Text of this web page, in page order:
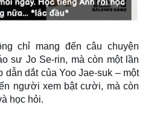
chỉ mang đến câu chuyện
sư Jo Se-rin, mà còn một lần
dẫn dắt của Yoo Jae-suk – một
người xem bật cười, mà còn
học hỏi.